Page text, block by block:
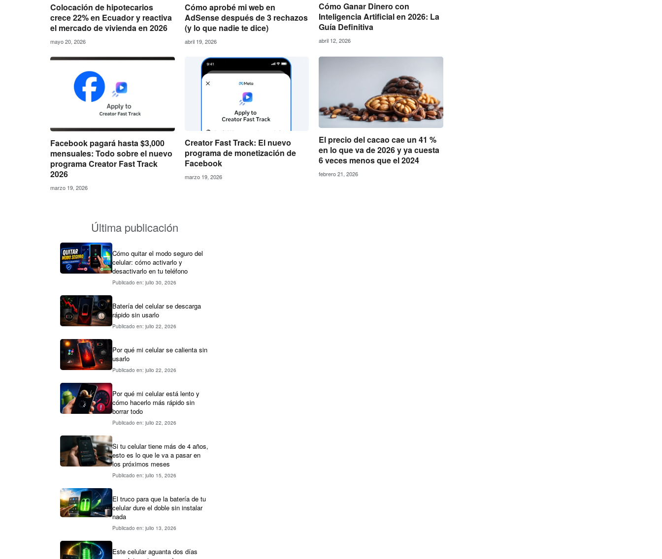
Colocación de hipotecarios
crece 22% en Ecuador y reactiva
el mercado de vivienda en 2026
mayo 20, 2026
Cómo aprobé mi web en
AdSense después de 3 rechazos
(y lo que nadie te dice)
abril 19, 2026
Cómo Ganar Dinero con
Inteligencia Artificial en 2026: La
Guía Definitiva
abril 12, 2026
Facebook pagará hasta $3,000
mensuales: Todo sobre el nuevo
programa Creator Fast Track
2026
marzo 19, 2026
Creator Fast Track: El nuevo
programa de monetización de
Facebook
marzo 19, 2026
El precio del cacao cae un 41 %
en lo que va de 2026 y ya cuesta
6 veces menos que el 2024
febrero 21, 2026
Última publicación
Cómo quitar el modo seguro del
celular: cómo activarlo y
desactivarlo en tu teléfono
Publicado en: julio 30, 2026
Batería del celular se descarga
rápido sin usarlo
Publicado en: julio 22, 2026
Por qué mi celular se calienta sin
usarlo
Publicado en: julio 22, 2026
Por qué mi celular está lento y
cómo hacerlo más rápido sin
borrar todo
Publicado en: julio 22, 2026
Si tu celular tiene más de 4 años,
esto es lo que le va a pasar en
los próximos meses
Publicado en: julio 15, 2026
El truco para que la batería de tu
celular dure el doble sin instalar
nada
Publicado en: julio 13, 2026
Este celular aguanta dos días